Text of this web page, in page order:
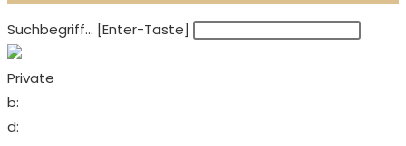
Suchbegriff... [Enter-Taste]
Private
b:
d: